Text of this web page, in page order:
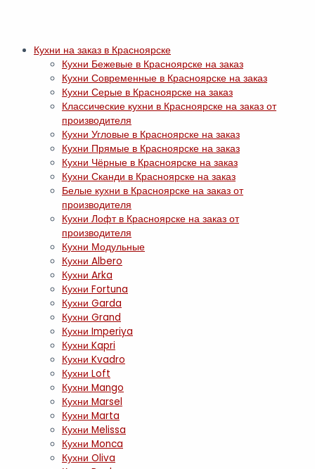
Кухни на заказ в Красноярске
Кухни Бежевые в Красноярске на заказ
Кухни Современные в Красноярске на заказ
Кухни Серые в Красноярске на заказ
Классические кухни в Красноярске на заказ от
производителя
Кухни Угловые в Красноярске на заказ
Кухни Прямые в Красноярске на заказ
Кухни Чёрные в Красноярске на заказ
Кухни Сканди в Красноярске на заказ
Белые кухни в Красноярске на заказ от
производителя
Кухни Лофт в Красноярске на заказ от
производителя
Кухни Модульные
Кухни Albero
Кухни Arka
Кухни Fortuna
Кухни Garda
Кухни Grand
Кухни Imperiya
Кухни Kapri
Кухни Kvadro
Кухни Loft
Кухни Mango
Кухни Marsel
Кухни Marta
Кухни Melissa
Кухни Monca
Кухни Oliva